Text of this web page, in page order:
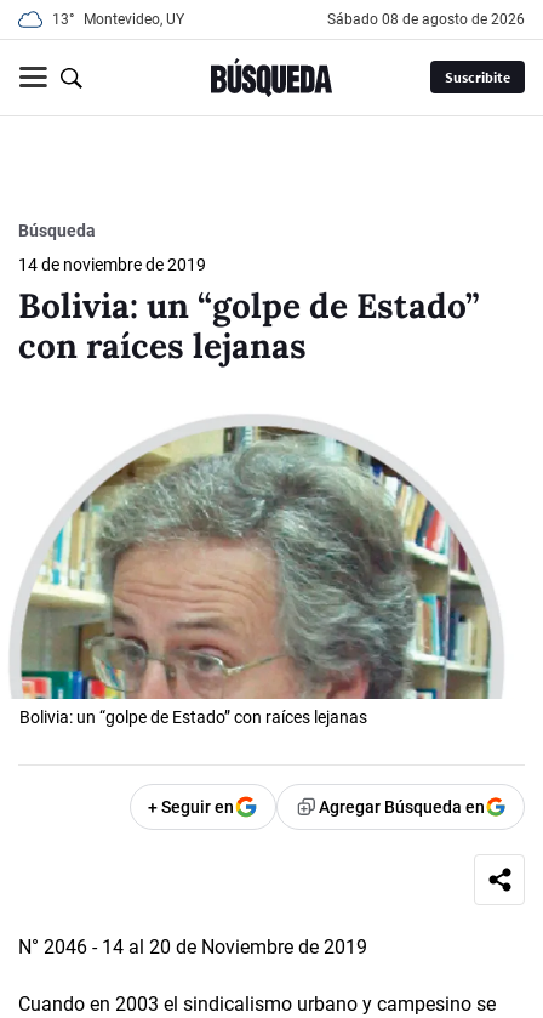
13° Montevideo, UY sábado 08 de agosto de 2026
Suscribite
Búsqueda
14 de noviembre de 2019
Bolivia: un “golpe de Estado”
con raíces lejanas
Bolivia: un “golpe de Estado” con raíces lejanas
+ Seguir en Agregar Búsqueda en
N° 2046 - 14 al 20 de Noviembre de 2019
Cuando en 2003 el sindicalismo urbano y campesino se